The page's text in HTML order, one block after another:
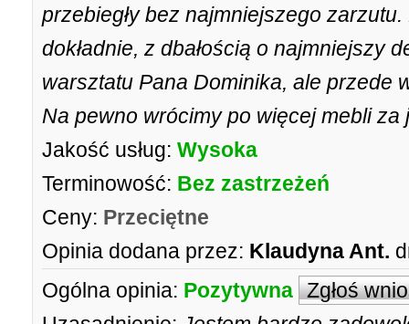
przebiegły bez najmniejszego
dokładnie, z dbałością o najmniejszy
warsztatu Pana Dominika, ale przede
Na pewno wrócimy po więcej mebli za
Jakość usług: Wysoka
Terminowość: Bez zastrzeżeń
Ceny: Przeciętne
Opinia dodana przez: Klaudyna Ant.
Ogólna opinia: Pozytywna Zgłoś